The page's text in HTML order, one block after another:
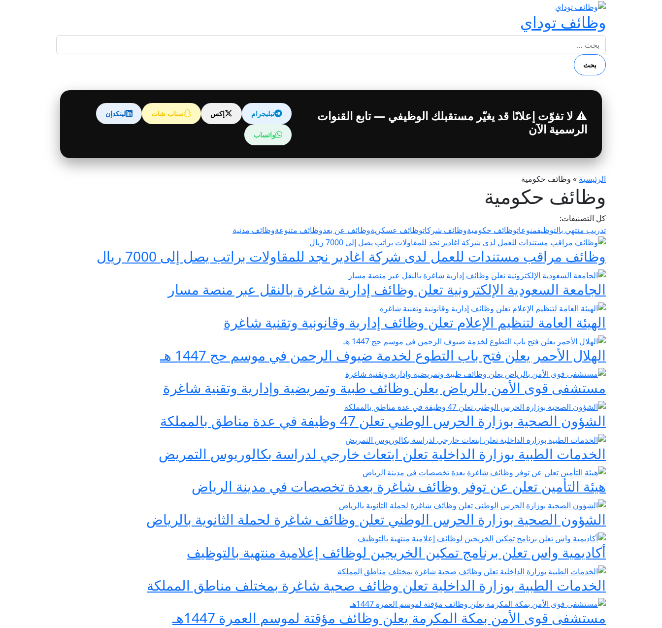
وظائف توداي
البحث عن:
⚠️ لا تفوّت إعلانًا قد يغيّر مستقبلك الوظيفي — تابع القنوات
الرسمية الآن
تيليجرام إكس سناب شات لينكدإن
واتساب
الرئيسية » وظائف حكومية
وظائف حكومية
كل التصنيفات:
تدريب منتهي بالتوظيفمنوعاتوظائف حكوميةوظائف شركاتوظائف عسكريةوظائف عن بعدوظائف متنوعةوظائف مدنية
وظائف مراقب مستندات للعمل لدى شركة اغادير نجد للمقاولات براتب يصل إلى 7000 ريال
الجامعة السعودية الإلكترونية تعلن وظائف إدارية شاغرة بالنقل عبر منصة مسار
الهيئة العامة لتنظيم الإعلام تعلن وظائف إدارية وقانونية وتقنية شاغرة
الهلال الأحمر يعلن فتح باب التطوع لخدمة ضيوف الرحمن في موسم حج 1447 هـ
مستشفى قوى الأمن بالرياض يعلن وظائف طبية وتمريضية وإدارية وتقنية شاغرة
الشؤون الصحية بوزارة الحرس الوطني تعلن 47 وظيفة في عدة مناطق بالمملكة
الخدمات الطبية بوزارة الداخلية تعلن ابتعاث خارجي لدراسة بكالوريوس التمريض
هيئة التأمين تعلن عن توفر وظائف شاغرة بعدة تخصصات في مدينة الرياض
الشؤون الصحية بوزارة الحرس الوطني تعلن وظائف شاغرة لحملة الثانوية بالرياض
أكاديمية واس تعلن برنامج تمكين الخريجين لوظائف إعلامية منتهية بالتوظيف
الخدمات الطبية بوزارة الداخلية تعلن وظائف صحية شاغرة بمختلف مناطق المملكة
مستشفى قوى الأمن بمكة المكرمة يعلن وظائف مؤقتة لموسم العمرة 1447هـ